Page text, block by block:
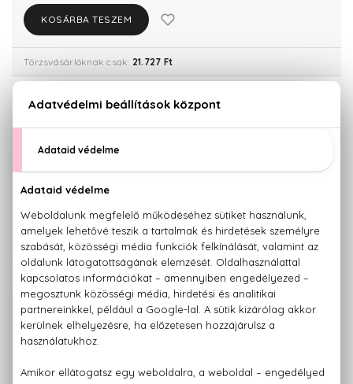
KOSÁRBA TESZEM
Törzsvásárlóknak csak: 21.727 Ft
KISZERELÉS KIVÁLASZTÁSA
30 ml
13.630 Ft
50 ml
29.640 Ft
KAPCSOLÓDÓ TERMÉKEK
100% eredeti termékek,14 napos visszaküldési garanciával
779 1926